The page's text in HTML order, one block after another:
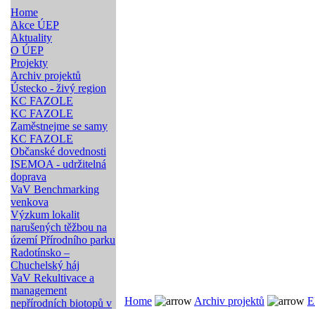
Home
Akce ÚEP
Aktuality
O ÚEP
Projekty
Archiv projektů
Ústecko - živý region
KC FAZOLE
KC FAZOLE
Zaměstnejme se samy
KC FAZOLE
Občanské dovednosti
ISEMOA - udržitelná
doprava
VaV Benchmarking
venkova
Výzkum lokalit
narušených těžbou na
území Přírodního parku
Radotínsko –
Chuchelský háj
VaV Rekultivace a
management
nepřírodních biotopů v
Home Archiv projektů